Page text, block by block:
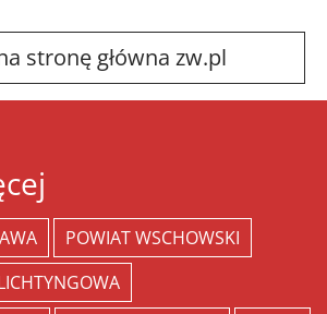
stronę główna zw.pl
POWIAT WSCHOWSKI